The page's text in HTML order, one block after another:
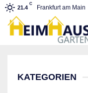
21.4
C
Frankfurt am Main
KATEGORIEN